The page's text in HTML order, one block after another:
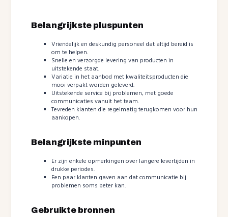
Belangrijkste pluspunten
Vriendelijk en deskundig personeel dat altijd bereid is
om te helpen.
Snelle en verzorgde levering van producten in
uitstekende staat.
Variatie in het aanbod met kwaliteitsproducten die
mooi verpakt worden geleverd.
Uitstekende service bij problemen, met goede
communicaties vanuit het team.
Tevreden klanten die regelmatig terugkomen voor hun
aankopen.
Belangrijkste minpunten
Er zijn enkele opmerkingen over langere levertijden in
drukke periodes.
Een paar klanten gaven aan dat communicatie bij
problemen soms beter kan.
Gebruikte bronnen